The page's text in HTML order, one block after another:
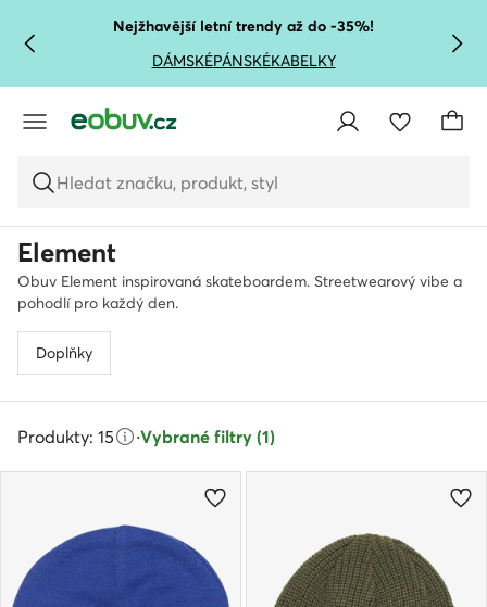
PŘEJÍT NA HLAVNÍ OBSAH
PŘEJÍT NA VYHLEDÁVÁNÍ
Nejžhavější letní trendy až do -35%!
DÁMSKÉPÁNSKÉKABELKY
Hledat značku, produkt, styl
Element
Obuv Element inspirovaná skateboardem. Streetwearový vibe a
pohodlí pro každý den.
Doplňky
Produkty: 15 ·Vybrané filtry (1)